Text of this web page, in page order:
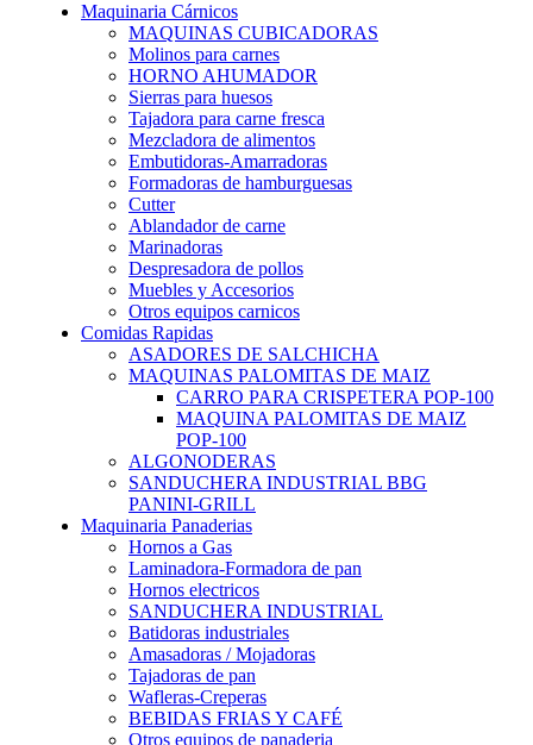
Maquinaria Cárnicos
MAQUINAS CUBICADORAS
Molinos para carnes
HORNO AHUMADOR
Sierras para huesos
Tajadora para carne fresca
Mezcladora de alimentos
Embutidoras-Amarradoras
Formadoras de hamburguesas
Cutter
Ablandador de carne
Marinadoras
Despresadora de pollos
Muebles y Accesorios
Otros equipos carnicos
Comidas Rapidas
ASADORES DE SALCHICHA
MAQUINAS PALOMITAS DE MAIZ
CARRO PARA CRISPETERA POP-100
MAQUINA PALOMITAS DE MAIZ
POP-100
ALGONODERAS
SANDUCHERA INDUSTRIAL BBG
PANINI-GRILL
Maquinaria Panaderias
Hornos a Gas
Laminadora-Formadora de pan
Hornos electricos
SANDUCHERA INDUSTRIAL
Batidoras industriales
Amasadoras / Mojadoras
Tajadoras de pan
Wafleras-Creperas
BEBIDAS FRIAS Y CAFÉ
Otros equipos de panaderia